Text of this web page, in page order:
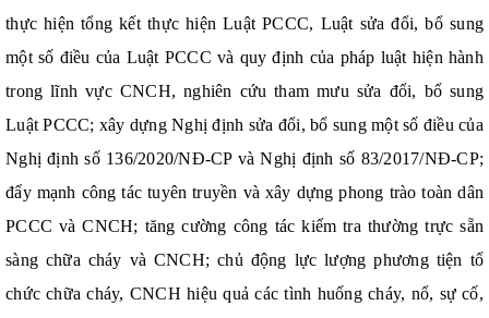
thực hiện tổng kết thực hiện Luật PCCC, Luật sửa đổi, bổ sung
một số điều của Luật PCCC và quy định của pháp luật hiện hành
trong lĩnh vực CNCH, nghiên cứu tham mưu sửa đổi, bổ sung
Luật PCCC; xây dựng Nghị định sửa đổi, bổ sung một số điều của
Nghị định số 136/2020/NĐ-CP và Nghị định số 83/2017/NĐ-CP;
đẩy mạnh công tác tuyên truyền và xây dựng phong trào toàn dân
PCCC và CNCH; tăng cường công tác kiểm tra thường trực sẵn
sàng chữa cháy và CNCH; chủ động lực lượng phương tiện tổ
chức chữa cháy, CNCH hiệu quả các tình huống cháy, nổ, sự cố,